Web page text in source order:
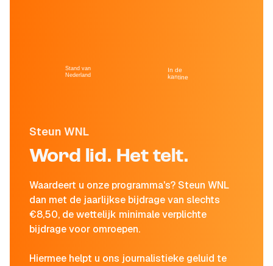
Steun WNL
Word lid. Het telt.
Waardeert u onze programma's? Steun WNL
dan met de jaarlijkse bijdrage van slechts
€8,50, de wettelijk minimale verplichte
bijdrage voor omroepen.
Hiermee helpt u ons journalistieke geluid te
Stand van
Nederland
In de
kantine